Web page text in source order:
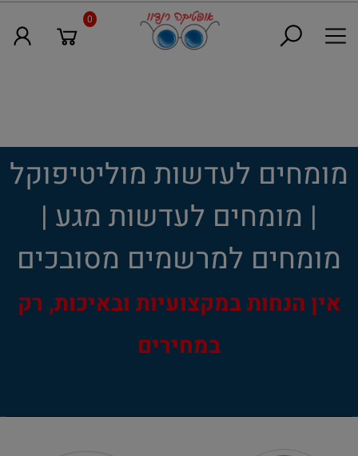
0
מומחים לעדשות מוליטיפוקל
| מומחים לעדשות מגע |
מומחים למרשמים מסובכים
אין הנחות במקצועיות ובאיכות, רק
במחירים